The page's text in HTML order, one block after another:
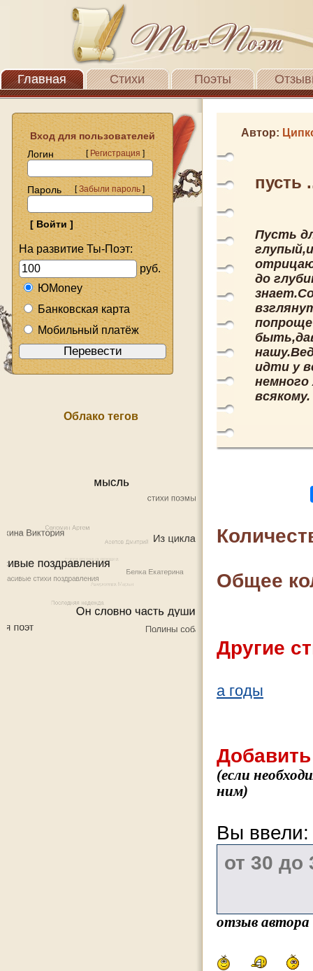
Главная Стихи Поэты
Вход для пользователей
Логин
[Регистрация]
Пароль [Забыли пароль]
На развитие Ты-Поэт:
руб.
ЮMoney
Банковская карта
Мобильный платёж
Облако тегов
Автор:
пусть
Пусть
до
попроще
идти у
всякому.
Общее
Другие
а годы
(если
ним)
Вы
отзыв